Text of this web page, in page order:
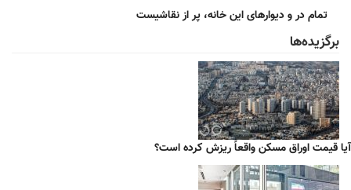
تمام در و دیوارهای این خانه، پر از نقاشیست
برگزیده‌ها
آیا قیمت اوراق مسکن واقعاً ریزش کرده است؟